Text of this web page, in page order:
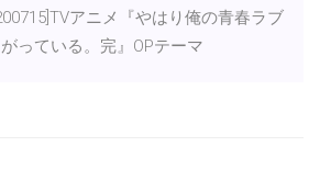
アニメ『やはり俺の青春ラブ
っている。完』OPテーマ